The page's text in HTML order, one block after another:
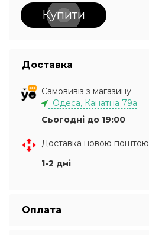
Купити
Доставка
Самовивіз з магазину
Одеса, Канатна 79а
Сьогодні до 19:00
Доставка новою поштою
1-2 дні
Оплата